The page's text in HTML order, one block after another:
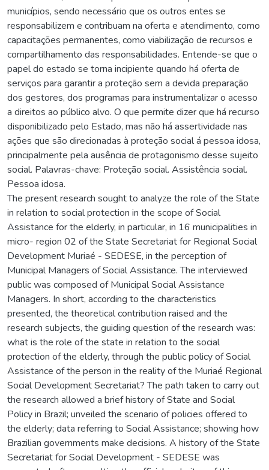
municípios, sendo necessário que os outros entes se
responsabilizem e contribuam na oferta e atendimento, como
capacitações permanentes, como viabilização de recursos e
compartilhamento das responsabilidades. Entende-se que o
papel do estado se torna incipiente quando há oferta de
serviços para garantir a proteção sem a devida preparação
dos gestores, dos programas para instrumentalizar o acesso
a direitos ao público alvo. O que permite dizer que há recurso
disponibilizado pelo Estado, mas não há assertividade nas
ações que são direcionadas à proteção social á pessoa idosa,
principalmente pela ausência de protagonismo desse sujeito
social. Palavras-chave: Proteção social. Assistência social.
Pessoa idosa.
The present research sought to analyze the role of the State
in relation to social protection in the scope of Social
Assistance for the elderly, in particular, in 16 municipalities in
micro- region 02 of the State Secretariat for Regional Social
Development Muriaé - SEDESE, in the perception of
Municipal Managers of Social Assistance. The interviewed
public was composed of Municipal Social Assistance
Managers. In short, according to the characteristics
presented, the theoretical contribution raised and the
research subjects, the guiding question of the research was:
what is the role of the state in relation to the social
protection of the elderly, through the public policy of Social
Assistance of the person in the reality of the Muriaé Regional
Social Development Secretariat? The path taken to carry out
the research allowed a brief history of State and Social
Policy in Brazil; unveiled the scenario of policies offered to
the elderly; data referring to Social Assistance; showing how
Brazilian governments make decisions. A history of the State
Secretariat for Social Development - SEDESE was